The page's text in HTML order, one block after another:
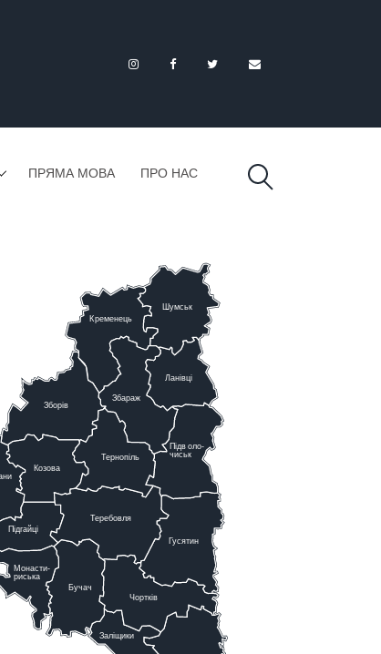
ПРЯМА МОВА ПРО НАС
Тернопіль
Теребовля
Бучач
Заліщики
Чортків
Гусятин
Підволо-
чиськ
Ланівці
Збараж
Шумськ
Кременець
Козова
Підгайці
Зборів
Монасти-
риська